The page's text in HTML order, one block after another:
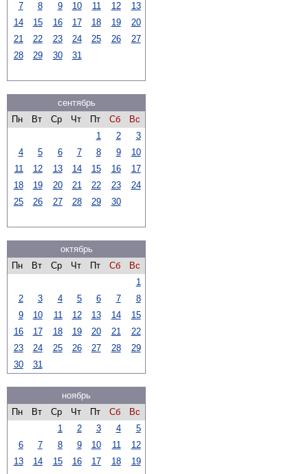
7
8 9 10 11 12
13
14
15 16 17 18 19
20
21
22 23 24 25 26
27
28
29 30 31
сентябрь
Пн
Вт Ср Чт Пт Сб
Вс
1
2
3
4
5 6 7 8 9
10
11
12 13 14 15 16
17
18
19 20 21 22 23
24
25
26 27 28 29 30
октябрь
Пн
Вт Ср Чт Пт Сб
Вс
1
2
3 4 5 6 7
8
9
10 11 12 13 14
15
16
17 18 19 20 21
22
23
24 25 26 27 28
29
30
31
ноябрь
Пн
Вт Ср Чт Пт Сб
Вс
1
2 3 4
5
6
7 8 9 10 11
12
13
14 15 16 17 18
19